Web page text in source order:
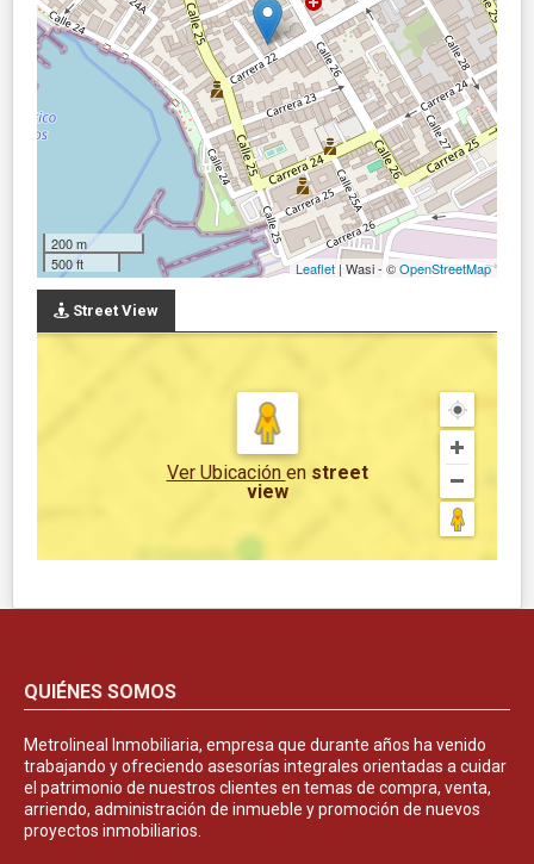
200 m
500 ft
Leaflet | Wasi - ©OpenStreetMap
Street View
Ver Ubicación en street
view
QUIÉNES SOMOS
Metrolineal Inmobiliaria, empresa que durante años ha venido
trabajando y ofreciendo asesorías integrales orientadas a cuidar
el patrimonio de nuestros clientes en temas de compra, venta,
arriendo, administración de inmueble y promoción de nuevos
proyectos inmobiliarios.